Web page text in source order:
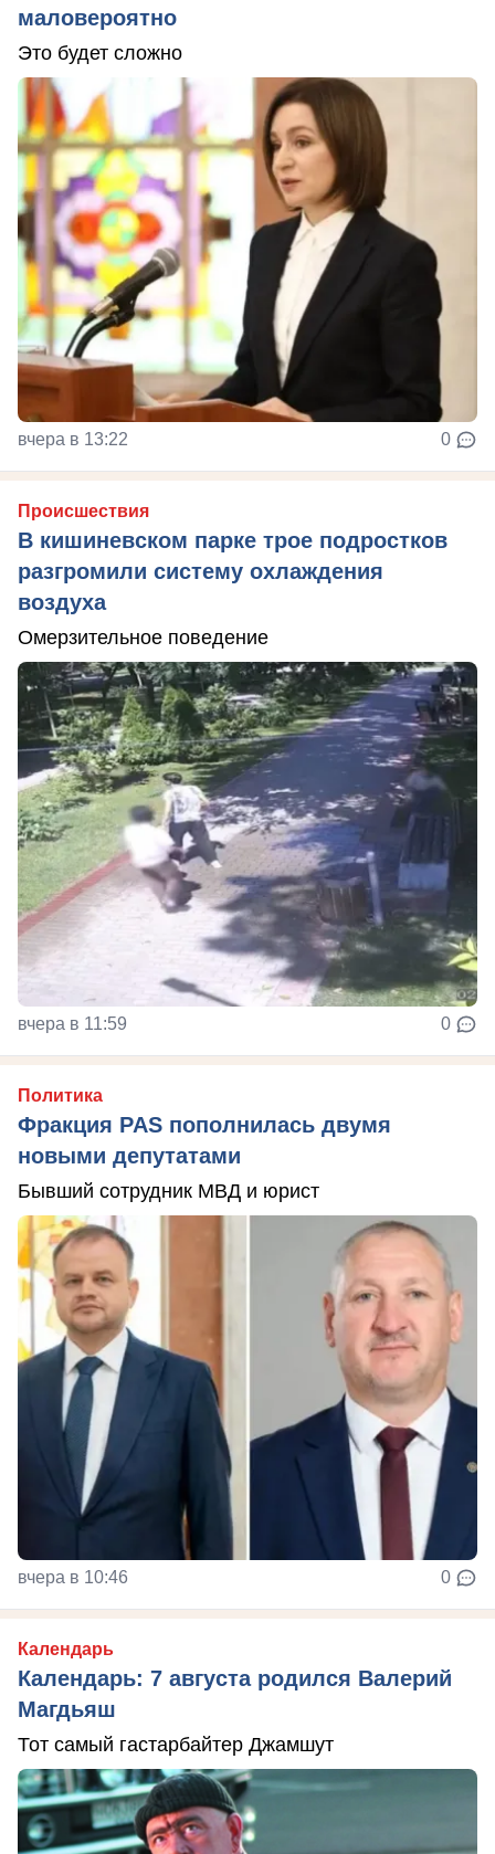
маловероятно
Это будет сложно
вчера в 13:22 0
Происшествия
В кишиневском парке трое подростков
разгромили систему охлаждения
воздуха
Омерзительное поведение
вчера в 11:59 0
Политика
Фракция PAS пополнилась двумя
новыми депутатами
Бывший сотрудник МВД и юрист
вчера в 10:46 0
Календарь
Календарь: 7 августа родился Валерий
Магдьяш
Тот самый гастарбайтер Джамшут